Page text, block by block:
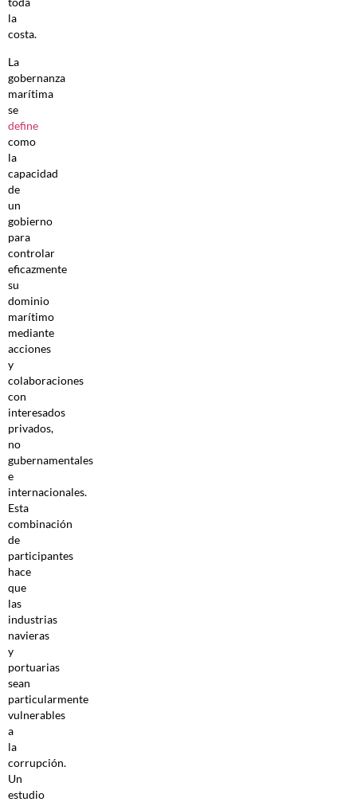
la
costa.
La
gobernanza
marítima
se
define
como
la
capacidad
de
un
gobierno
para
controlar
eficazmente
su
dominio
marítimo
mediante
acciones
y
colaboraciones
con
interesados
privados,
no
gubernamentales
e
internacionales.
Esta
combinación
de
participantes
hace
que
las
industrias
navieras
y
portuarias
sean
particularmente
vulnerables
a
la
corrupción.
Un
estudio